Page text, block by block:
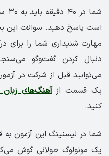
است پاسخ دهید. سوالات این
مهارت شنیداری شما را برای
دنبال کردن گفت‌وگو
می‌توانید قبل از شرکت در
یک قسمت ازآهنگ‌های زبان
کنید.
شما در لیسنینگ این آزمون
یک مونولوگ طولانی گوش